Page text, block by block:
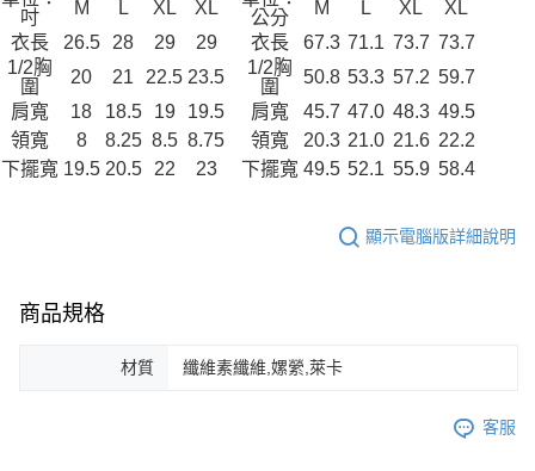
吋
M L XL XL
公分
M L XL
XL
衣長
26.5 28 29 29 衣長 67.3 71.1 73.7 73.7
1/2胸
圍
20 21 22.5 23.5
1/2胸
圍
50.8 53.3 57.2 59.7
肩寬
18 18.5 19 19.5 肩寬 45.7 47.0 48.3 49.5
領寬
8 8.25 8.5 8.75 領寬 20.3 21.0 21.6 22.2
下擺寬 19.5 20.5 22 23 下擺寬 49.5 52.1 55.9 58.4
顯示電腦版詳細說明
商品規格
材質 纖維素纖維,嫘縈,萊卡
客服